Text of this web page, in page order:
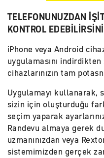
TELEFONUNUZDAN
KONTROL
iPhone veya Android
uygulamasını
cihazlarınızın tam
Uygulamayı kullanarak,
sizin için oluşturduğu
seçim yaparak
Randevu almaya gerek
uzmanınızdan veya
sistemimizden gerçek